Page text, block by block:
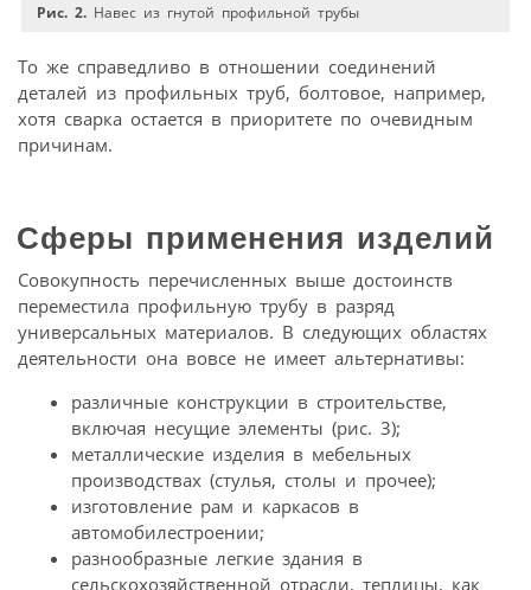
Рис. 2. Навес из гнутой профильной трубы
То же справедливо в отношении соединений
деталей из профильных труб, болтовое, например,
хотя сварка остается в приоритете по очевидным
причинам.
Сферы применения изделий
Совокупность перечисленных выше достоинств
переместила профильную трубу в разряд
универсальных материалов. В следующих областях
деятельности она вовсе не имеет альтернативы:
различные конструкции в строительстве,
включая несущие элементы (рис. 3);
металлические изделия в мебельных
производствах (стулья, столы и прочее);
изготовление рам и каркасов в
автомобилестроении;
разнообразные легкие здания в
сельскохозяйственной отрасли, теплицы, как